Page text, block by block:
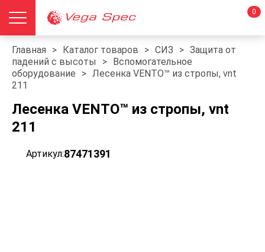
0
Главная > Каталог товаров > СИЗ > Защита от
падений с высоты
> Вспомогательное
оборудование
> Лесенка VENTO™ из стропы, vnt
211
Лесенка VENTO™ из стропы, vnt
211
Артикул:87471391